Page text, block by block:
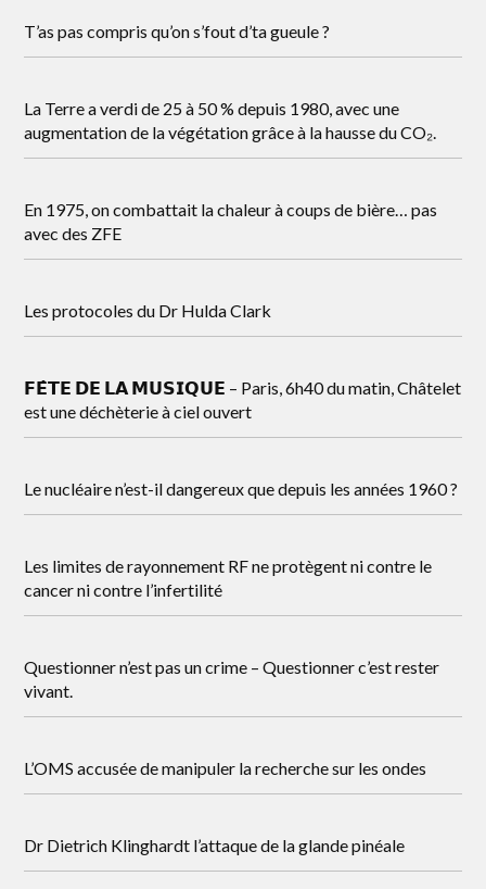
T’as pas compris qu’on s’fout d’ta gueule ?
La Terre a verdi de 25 à 50 % depuis 1980, avec une
augmentation de la végétation grâce à la hausse du CO₂.
En 1975, on combattait la chaleur à coups de bière… pas
avec des ZFE
Les protocoles du Dr Hulda Clark
𝗙𝗘̂𝗧𝗘 𝗗𝗘 𝗟𝗔 𝗠𝗨𝗦𝗜𝗤𝗨𝗘 – Paris, 6h40 du matin, Châtelet
est une déchèterie à ciel ouvert
Le nucléaire n’est-il dangereux que depuis les années 1960 ?
Les limites de rayonnement RF ne protègent ni contre le
cancer ni contre l’infertilité
Questionner n’est pas un crime – Questionner c’est rester
vivant.
L’OMS accusée de manipuler la recherche sur les ondes
Dr Dietrich Klinghardt l’attaque de la glande pinéale